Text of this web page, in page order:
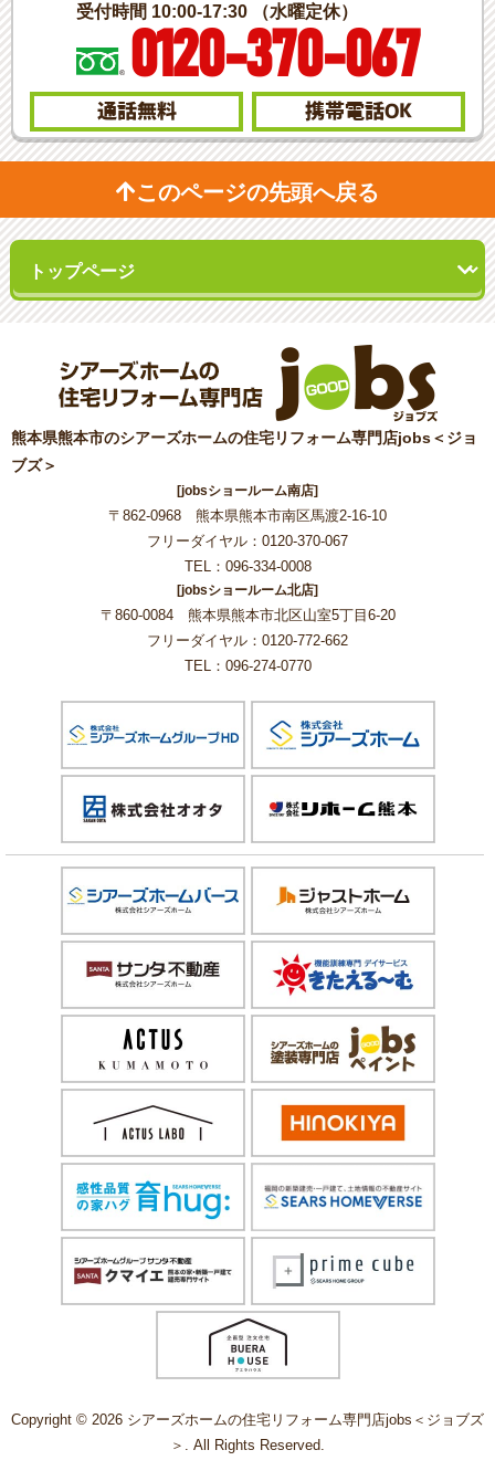
受付時間 10:00-17:30 （水曜定休）
0120-370-067
通話無料 携帯電話OK
このページの先頭へ戻る
熊本県熊本市のシアーズホームの住宅リフォーム専門店jobs＜ジョ
ブズ＞
[jobsショールーム南店]
〒862-0968 熊本県熊本市南区馬渡2-16-10
フリーダイヤル：0120-370-067
TEL：096-334-0008
[jobsショールーム北店]
〒860-0084 熊本県熊本市北区山室5丁目6-20
フリーダイヤル：0120-772-662
TEL：096-274-0770
Copyright © 2026 シアーズホームの住宅リフォーム専門店jobs＜ジョブズ
＞. All Rights Reserved.